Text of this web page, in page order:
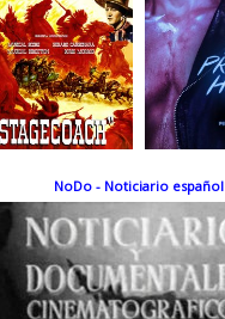
NoDo - Noticiario español